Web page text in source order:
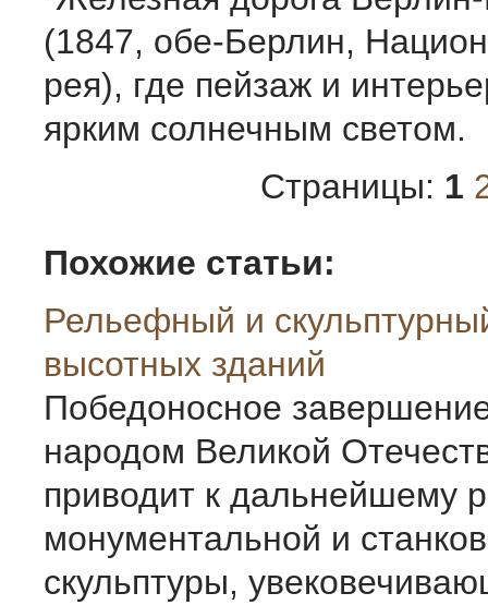
(1847, обе-Берлин,
рея), где пейзаж и
ярким солнечным светом.
Страницы: 1
Похожие статьи:
Рельефный и
высотных зданий
Победоносное
народом Великой
приводит к дальнейшему
монументальной и
скульптуры,